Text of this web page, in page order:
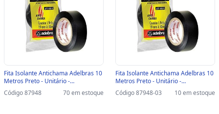
Fita Isolante Antichama Adelbras 10
Metros Preto - Unitário -
0803060008 - 0803060008
Código 87948 70 em estoque
Fita Isolante Antichama Adelbras 10
Metros Preto - Unitário -
0803060008-SINOP-03 -
0803060008
Código 87948-03 10 em estoque